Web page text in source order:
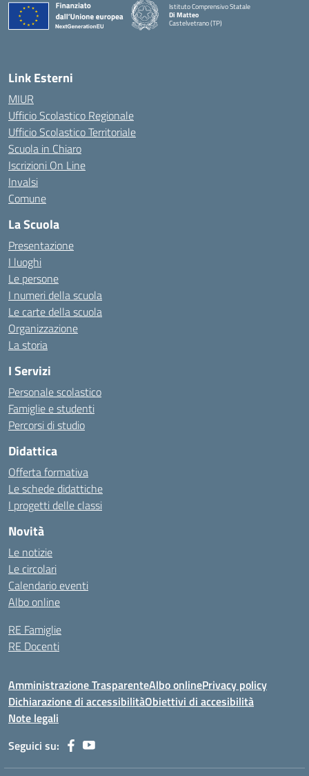
Istituto Comprensivo Statale
Di Matteo
Castelvetrano (TP)
Link Esterni
MIUR
Ufficio Scolastico Regionale
Ufficio Scolastico Territoriale
Scuola in Chiaro
Iscrizioni On Line
Invalsi
Comune
La Scuola
Presentazione
I luoghi
Le persone
I numeri della scuola
Le carte della scuola
Organizzazione
La storia
I Servizi
Personale scolastico
Famiglie e studenti
Percorsi di studio
Didattica
Offerta formativa
Le schede didattiche
I progetti delle classi
Novità
Le notizie
Le circolari
Calendario eventi
Albo online
RE Famiglie
RE Docenti
Amministrazione TrasparenteAlbo onlinePrivacy policy
Dichiarazione di accessibilitàObiettivi di accesibilità
Note legali
Seguici su: